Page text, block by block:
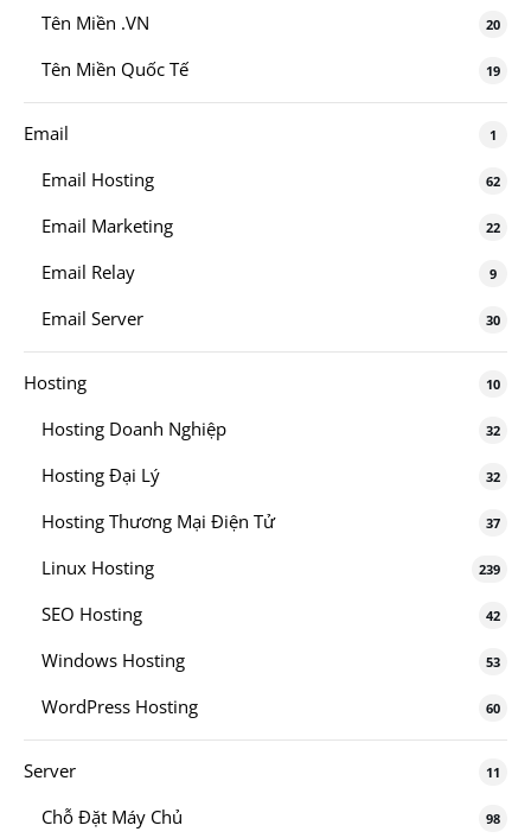
Tên Miền .VN 20
Tên Miền Quốc Tế 19
Email 1
Email Hosting 62
Email Marketing 22
Email Relay 9
Email Server 30
Hosting 10
Hosting Doanh Nghiệp 32
Hosting Đại Lý 32
Hosting Thương Mại Điện Tử 37
Linux Hosting 239
SEO Hosting 42
Windows Hosting 53
WordPress Hosting 60
Server 11
Chỗ Đặt Máy Chủ 98